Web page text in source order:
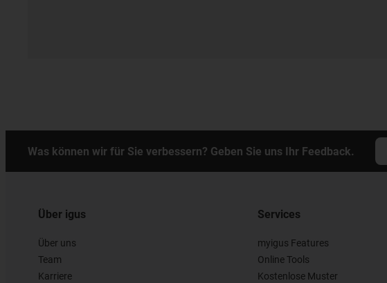
Was können wir für Sie verbessern? Geben Sie uns Ihr Feedback.
Über igus
Über uns
Team
Karriere
Services
myigus Features
Online Tools
Kostenlose Muster